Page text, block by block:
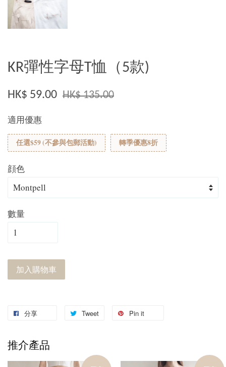
KR彈性字母T恤（5款)
HK$ 59.00 HK$ 135.00
適用優惠
任選$59 (不參與包郵活動) 轉季優惠8折
顔色
數量
加入購物車
分享 Tweet Pin it
推介產品